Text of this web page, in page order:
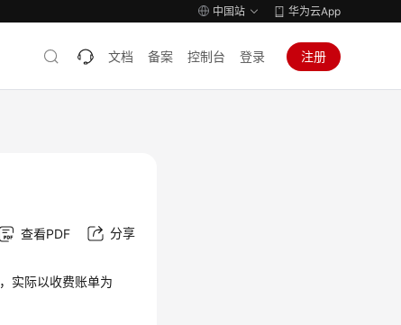
中国站 华为云App
文档 备案 控制台 登录 注册
查看PDF 分享
，实际以收费账单为